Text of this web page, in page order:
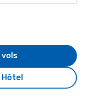
Hôtel
vols